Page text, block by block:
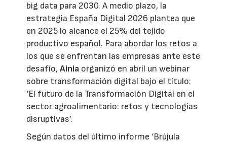
big data para 2030. A medio plazo, la
estrategia España Digital 2026 plantea que
en 2025 lo alcance el 25% del tejido
productivo español. Para abordar los retos a
los que se enfrentan las empresas ante este
desafío,Ainia organizó en abril un webinar
sobre transformación digital bajo el título:
‘El futuro de la Transformación Digital en el
sector agroalimentario: retos y tecnologías
disruptivas’.
Según datos del último informe ‘Brújula